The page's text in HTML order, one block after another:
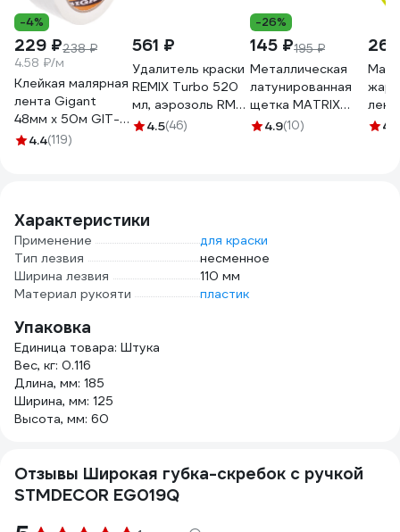
-4%
229 ₽238 ₽
4.58 ₽/м
Клейкая малярная
лента Gigant
48мм x 50м GIT-
254.4(119)
561 ₽
Удалитель краски
REMIX Turbo 520
мл, аэрозоль RM-
SPR10
4.5(46)
-26%
145 ₽195 ₽
Металлическая
латунированная
щетка MATRIX
74827
4.9(10) 4.7
Характеристики
Применение
для краски
Тип лезвия
несменное
Ширина лезвия
110 мм
Материал рукояти
пластик
Упаковка
Единица товара: Штука
Вес, кг: 0.116
Длина, мм: 185
Ширина, мм: 125
Высота, мм: 60
Отзывы Широкая губка-скребок с ручкой
STMDECOR EG019Q